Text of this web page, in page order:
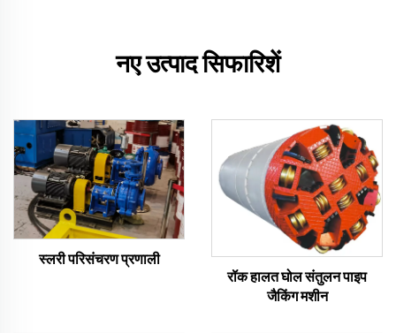
नए उत्पाद सिफारिशें
स्लरी परिसंचरण प्रणाली
रॉक हालत घोल संतुलन पाइप
जैकिंग मशीन